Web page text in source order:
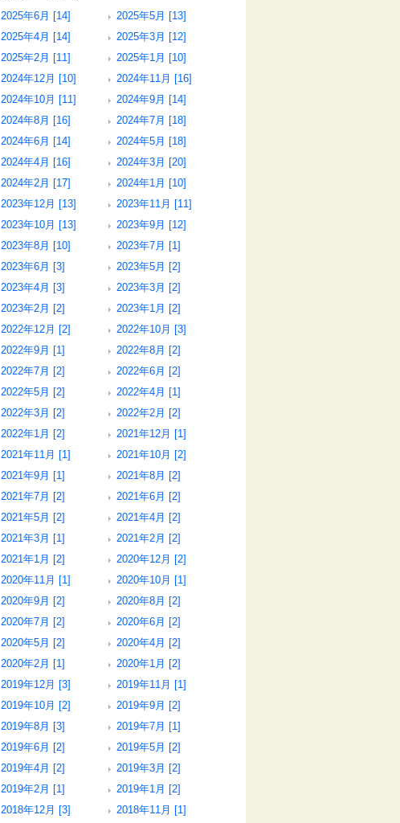
2025年6月 [14]
2025年5月 [13]
2025年4月 [14]
2025年3月 [12]
2025年2月 [11]
2025年1月 [10]
2024年12月 [10]
2024年11月 [16]
2024年10月 [11]
2024年9月 [14]
2024年8月 [16]
2024年7月 [18]
2024年6月 [14]
2024年5月 [18]
2024年4月 [16]
2024年3月 [20]
2024年2月 [17]
2024年1月 [10]
2023年12月 [13]
2023年11月 [11]
2023年10月 [13]
2023年9月 [12]
2023年8月 [10]
2023年7月 [1]
2023年6月 [3]
2023年5月 [2]
2023年4月 [3]
2023年3月 [2]
2023年2月 [2]
2023年1月 [2]
2022年12月 [2]
2022年10月 [3]
2022年9月 [1]
2022年8月 [2]
2022年7月 [2]
2022年6月 [2]
2022年5月 [2]
2022年4月 [1]
2022年3月 [2]
2022年2月 [2]
2022年1月 [2]
2021年12月 [1]
2021年11月 [1]
2021年10月 [2]
2021年9月 [1]
2021年8月 [2]
2021年7月 [2]
2021年6月 [2]
2021年5月 [2]
2021年4月 [2]
2021年3月 [1]
2021年2月 [2]
2021年1月 [2]
2020年12月 [2]
2020年11月 [1]
2020年10月 [1]
2020年9月 [2]
2020年8月 [2]
2020年7月 [2]
2020年6月 [2]
2020年5月 [2]
2020年4月 [2]
2020年2月 [1]
2020年1月 [2]
2019年12月 [3]
2019年11月 [1]
2019年10月 [2]
2019年9月 [2]
2019年8月 [3]
2019年7月 [1]
2019年6月 [2]
2019年5月 [2]
2019年4月 [2]
2019年3月 [2]
2019年2月 [1]
2019年1月 [2]
2018年12月 [3]
2018年11月 [1]